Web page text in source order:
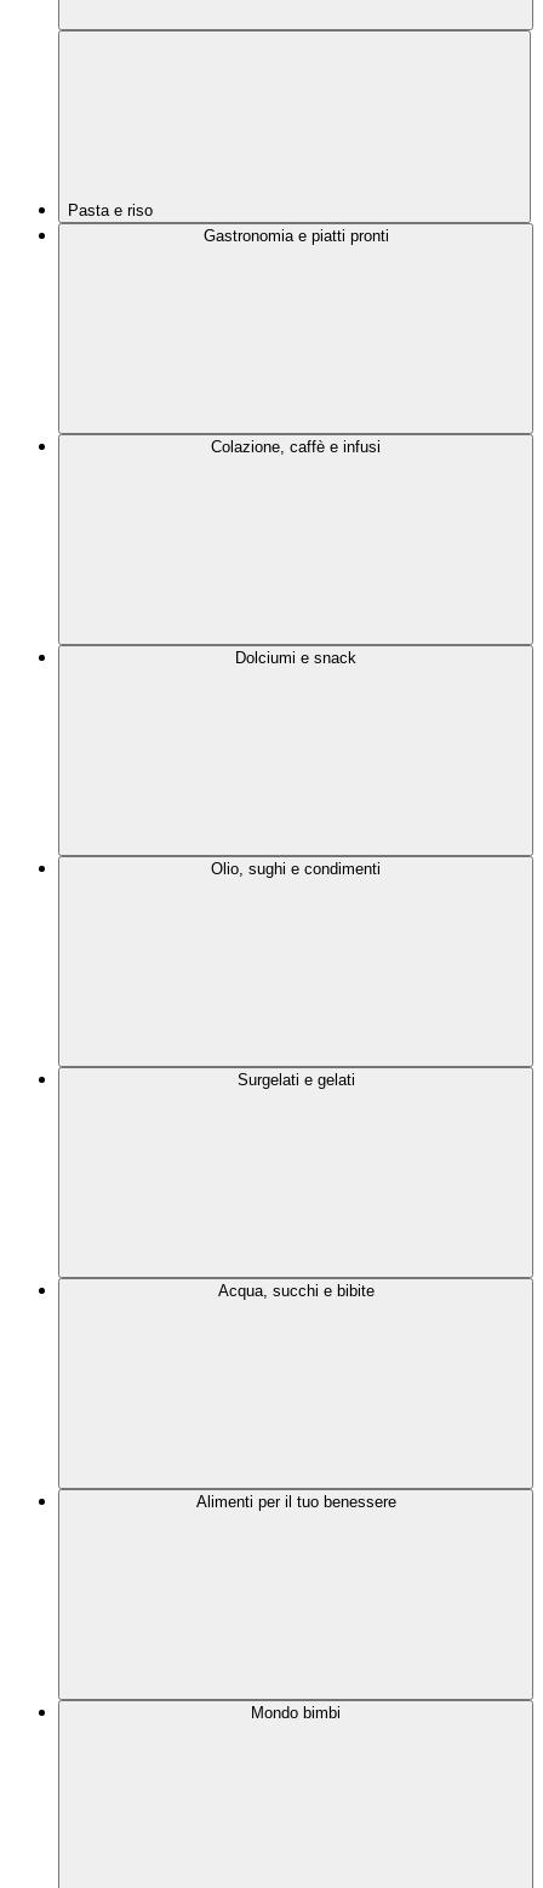
Pasta e riso
Gastronomia e piatti pronti
Colazione, caffè e infusi
Dolciumi e snack
Olio, sughi e condimenti
Surgelati e gelati
Acqua, succhi e bibite
Alimenti per il tuo benessere
Mondo bimbi